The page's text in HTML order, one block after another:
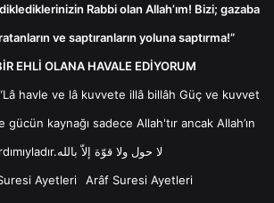
Rabbi olan Allah’ım! Bizi; gazaba
ve saptıranların yoluna saptırma!”
EHLİ OLANA HAVALE EDİYORUM
kaynağı sadece Allah'tır ancak Allah’ın
yardımıyladır.لا حول ولا قوّة إلاّ بالله
Ayetleri
Arâf Suresi Ayetleri